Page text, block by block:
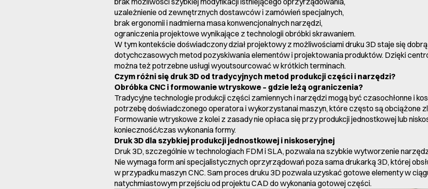
uzależnienie od zewnętrznych dostawców i zamówień specjalnych,
brak ergonomii i nadmierna masa konwencjonalnych narzędzi,
ograniczenia projektowe wynikające z technologii obróbki skrawaniem.
W tym kontekście doświadczony dział projektowy z możliwościami druku 3D staje się
dotychczasowych metod pozyskiwania elementów i projektowania produktów. Dzięki
można też potrzebne usługi wyoutsourcować w krótkich terminach.
Czym różni się druk 3D od tradycyjnych metod produkcji części i narzędzi?
Obróbka CNC i formowanie wtryskowe – gdzie leżą ograniczenia?
Tradycyjne technologie produkcji części zamiennych i narzędzi mogą być czasochłonne i
potrzebę doświadczonego operatora i wykorzystanai maszyn, które często są obciążone
Formowanie wtryskowe z kolei z zasady nie opłaca się przy produkcji jednostkowej lub
konieczność/czas wykonania formy.
Druk 3D dla szybkiej produkcji jednostkowej i niskoseryjnej
Druk 3D, szczególnie w technologiach FDM i SLA, pozwala na szybkie wytworzenie
Nie wymaga form ani specjalistycznych oprzyrządowań poza sama drukarką 3D, której
w przypadku maszyn CNC. Sam proces druku 3D pozwala uzyskać gotowe elementy w
natychmiastowym przejściu od projektu CAD do wykonania gotowej części.